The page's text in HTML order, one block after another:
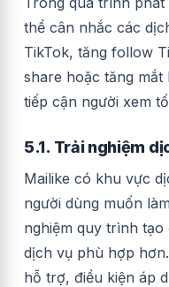
thể cân nhắc các
TikTok, tăng follow
share hoặc tăng
tiếp cận người xem
5.1. Trải nghiệm
Mailike có khu vực
người dùng muốn
nghiệm quy trình
dịch vụ phù hợp
hỗ trợ, điều kiện áp